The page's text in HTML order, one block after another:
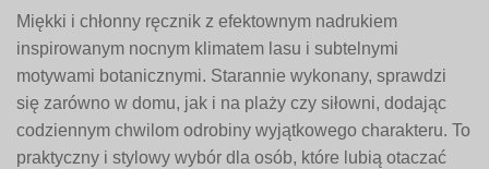
Miękki i chłonny ręcznik z efektownym nadrukiem
inspirowanym nocnym klimatem lasu i subtelnymi
motywami botanicznymi. Starannie wykonany, sprawdzi
się zarówno w domu, jak i na plaży czy siłowni, dodając
codziennym chwilom odrobiny wyjątkowego charakteru. To
praktyczny i stylowy wybór dla osób, które lubią otaczać